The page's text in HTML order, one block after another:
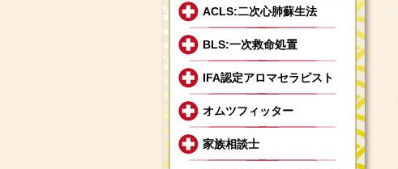
ACLS:二次心肺蘇生法
BLS:一次救命処置
IFA認定アロマセラピスト
オムツフィッター
家族相談士